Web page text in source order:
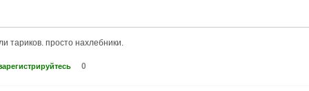
тариков. просто нахлебники.
0